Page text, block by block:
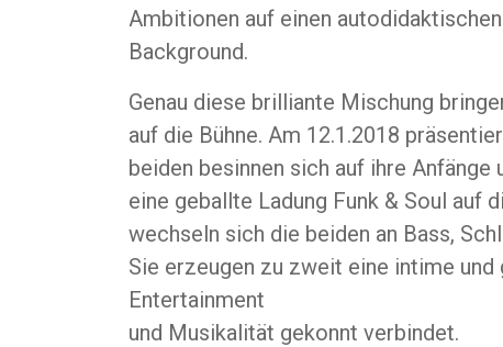
Ambitionen auf einen
Background.
Genau diese brilliante Mischung
auf die Bühne. Am 12.1.2018
beiden besinnen sich auf ihre Anfänge
eine geballte Ladung Funk & Soul auf
wechseln sich die beiden an Bass,
Sie erzeugen zu zweit eine intime
Entertainment
und Musikalität gekonnt verbindet.